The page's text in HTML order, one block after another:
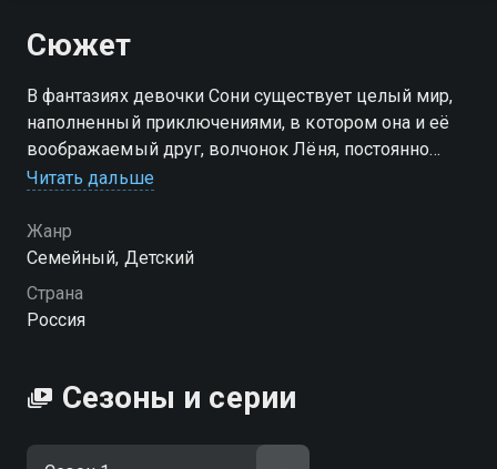
Сюжет
В фантазиях девочки Сони существует целый мир,
наполненный приключениями, в котором она и её
воображаемый друг, волчонок Лёня, постоянно
попадают в разные передряги
Читать дальше
Жанр
Cемейный, Детский
Страна
Россия
Сезоны и серии